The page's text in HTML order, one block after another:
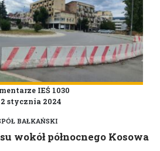
IEŚ 1030
stycznia 2024
BAŁKAŃSKI
wokół północnego Kosowa